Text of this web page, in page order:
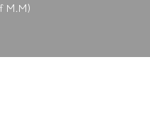
M.M)